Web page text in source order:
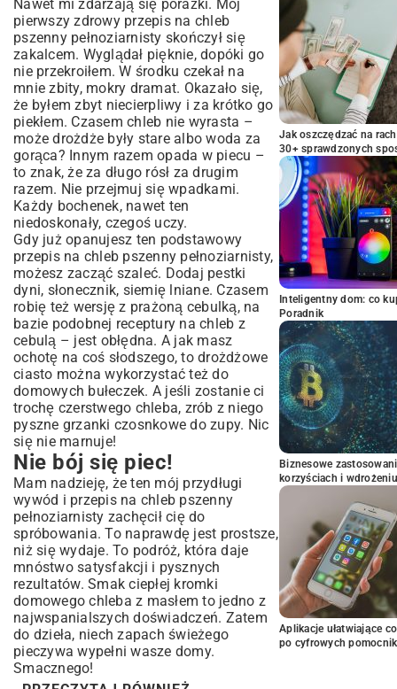
Nawet mi zdarzają się porażki. Mój
pierwszy zdrowy przepis na chleb
pszenny pełnoziarnisty skończył się
zakalcem. Wyglądał pięknie, dopóki go
nie przekroiłem. W środku czekał na
mnie zbity, mokry dramat. Okazało się,
że byłem zbyt niecierpliwy i za krótko go
piekłem. Czasem chleb nie wyrasta –
może drożdże były stare albo woda za
gorąca? Innym razem opada w piecu –
to znak, że za długo rósł za drugim
razem. Nie przejmuj się wpadkami.
Każdy bochenek, nawet ten
niedoskonały, czegoś uczy.
Gdy już opanujesz ten podstawowy
przepis na chleb pszenny pełnoziarnisty,
możesz zacząć szaleć. Dodaj pestki
dyni, słonecznik, siemię lniane. Czasem
robię też wersję z prażoną cebulką, na
bazie podobnej receptury na chleb z
cebulą – jest obłędna. A jak masz
ochotę na coś słodszego, to drożdżowe
ciasto można wykorzystać też do
domowych bułeczek. A jeśli zostanie ci
trochę czerstwego chleba, zrób z niego
pyszne grzanki czosnkowe do zupy. Nic
się nie marnuje!
Nie bój się piec!
Mam nadzieję, że ten mój przydługi
wywód i przepis na chleb pszenny
pełnoziarnisty zachęcił cię do
spróbowania. To naprawdę jest prostsze,
niż się wydaje. To podróż, która daje
mnóstwo satysfakcji i pysznych
rezultatów. Smak ciepłej kromki
domowego chleba z masłem to jedno z
najwspanialszych doświadczeń. Zatem
do dzieła, niech zapach świeżego
pieczywa wypełni wasze domy.
Smacznego!
Jak oszczędzać na
30+ sprawdzonych
Inteligentny dom: co
Poradnik
Biznesowe
korzyściach i wdrożeniu
Aplikacje ułatwiające
po cyfrowych